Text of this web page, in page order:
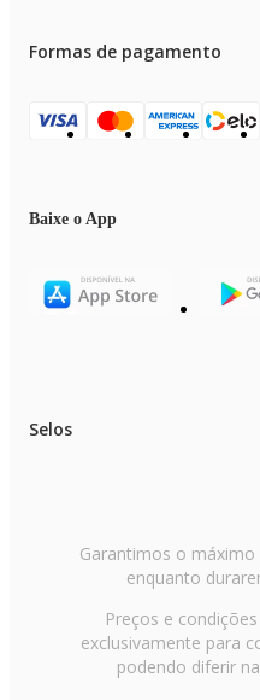
Formas de pagamento
Baixe o App
Selos
Garantimos o
enquanto
Preços e
exclusivamente para
podendo diferir